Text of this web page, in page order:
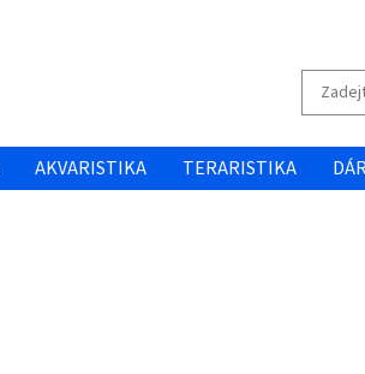
AKVARISTIKA TERARISTIKA